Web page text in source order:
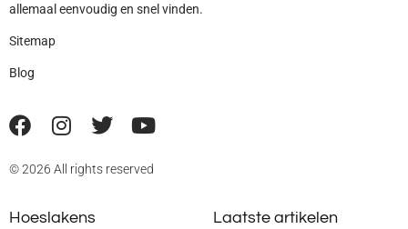
allemaal eenvoudig en snel vinden.
Sitemap
Blog
© 2026 All rights reserved
Hoeslakens Laatste artikelen